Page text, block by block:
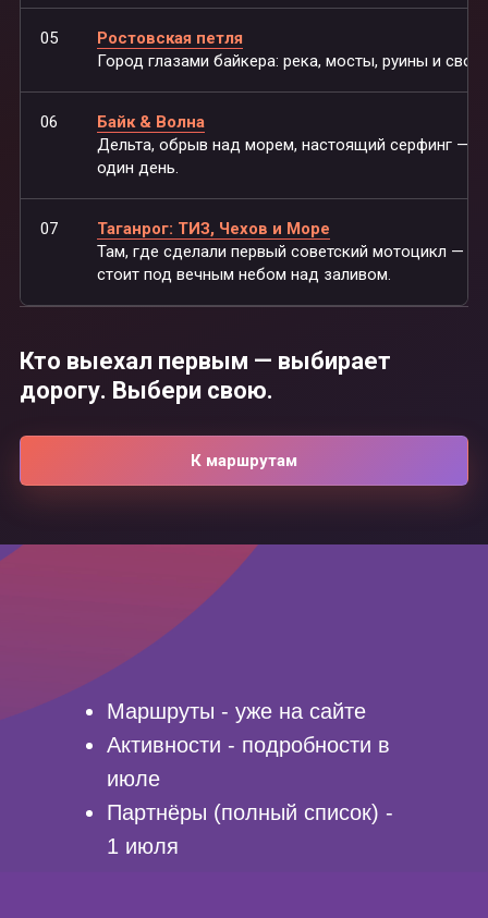
05
Ростовская петля
Город глазами байкера: река, мосты, руины и
06
Байк & Волна
Дельта, обрыв над морем, настоящий серфинг —
один день.
07
Таганрог: ТИЗ, Чехов и Море
Там, где сделали первый советский мотоцикл — и
стоит под вечным небом над заливом.
Кто выехал первым — выбирает
дорогу. Выбери свою.
К маршрутам
Маршруты - уже на сайте
Активности - подробности в
июле
Партнёры (полный список) -
1 июля